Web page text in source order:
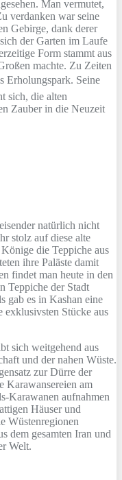
Man vermutet,
verdanken war seine
Gebirge, dank derer
der Garten im Laufe
Form stammt aus
machte. Zu Zeiten
Erholungspark. Seine
sich, die alten
Zauber in die Neuzeit
natürlich nicht
stolz auf diese alte
die Teppiche aus
ihre Paläste damit
findet man heute in den
Teppiche der Stadt
gab es in Kashan eine
Stücke aus
sich weitgehend aus
und der nahen Wüste.
zur Dürre der
Karawansereien am
Karawanen aufnahmen
Häuser und
Wüstenregionen
dem gesamten Iran und
Welt.